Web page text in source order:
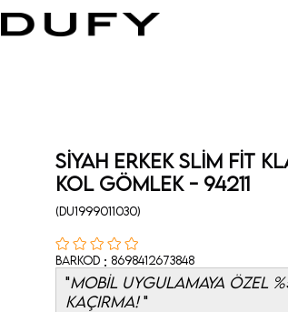
Siyah Erkek Slim Fit
Kol Gömlek - 94211
(DU1999011030)
Barkod : 8698412673848
MOBİL UYGULAMAYA ÖZEL
KAÇIRMA!